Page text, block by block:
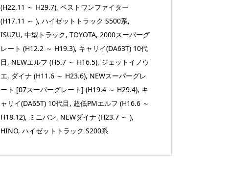
タ
ー
付
き)
12×1.25
(10×1.25
＋
12×1.75mm
変
換
ダ
(H22.11 ～ H29.7),ベストワンファイター
(H17.11 ～ ),ハイゼットトラック S500系,
ISUZU,中型トラック,TOYOTA,2000スーパーグ
レート (H12.2 ～ H19.3), キャリイ(DA63T) 10代
目, NEWエルフ (H5.7 ～ H16.5), ジェットイノウ
エ, ダイナ (H11.6 ～ H23.6), NEWスーパーグレ
ート [07スーパーグレート] (H19.4 ～ H29.4), キ
ャリイ(DA65T) 10代目, 超低PMエルフ (H16.6 ～
H18.12), ミニバン, NEWダイナ (H23.7 ～ ),
HINO,ハイゼットトラック S200系